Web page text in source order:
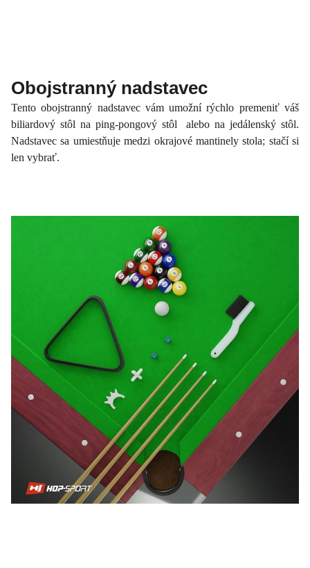
Obojstranný nadstavec
Tento obojstranný nadstavec vám umožní rýchlo premeniť váš
biliardový stôl na ping-pongový stôl alebo na jedálenský stôl.
Nadstavec sa umiestňuje medzi okrajové mantinely stola; stačí si
len vybrať.